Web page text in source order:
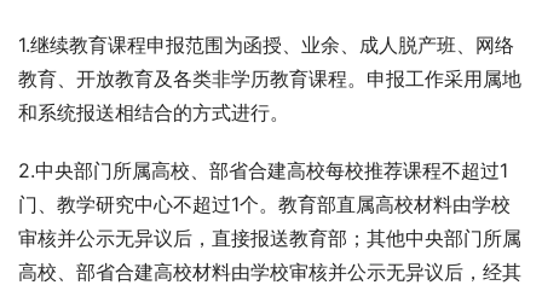
1.继续教育课程申报范围为函授、业余、成人脱产班、网络
教育、开放教育及各类非学历教育课程。申报工作采用属地
和系统报送相结合的方式进行。
2.中央部门所属高校、部省合建高校每校推荐课程不超过1
门、教学研究中心不超过1个。教育部直属高校材料由学校
审核并公示无异议后，直接报送教育部；其他中央部门所属
高校、部省合建高校材料由学校审核并公示无异议后，经其